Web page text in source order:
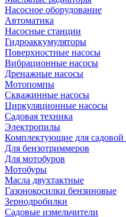
Насосное оборудование
Автоматика
Насосные станции
Гидроаккумуляторы
Поверхностные насосы
Вибрационные насосы
Дренажные насосы
Мотопомпы
Скважинные насосы
Циркуляционные насосы
Садовая техника
Электропилы
Комплектующие для садовой
Для бензотриммеров
Для мотобуров
Мотобуры
Масла двухтактные
Газонокосилки бензиновые
Зернодробилки
Садовые измельчители